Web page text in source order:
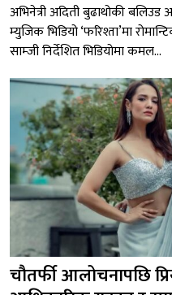
अभिनेत्री अदिती बुढाथोकी
म्युजिक भिडियो ‘फरिश्ता’मा
साम्जी निर्देशित भिडियोमा कमल...
चौतर्फी आलोचनापछि